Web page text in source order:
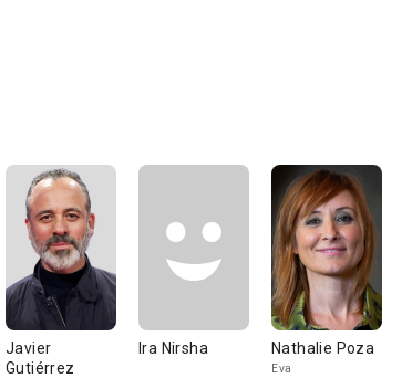
Javier
Gutiérrez
Ira Nirsha Nathalie Poza
Eva